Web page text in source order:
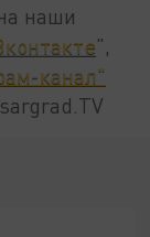
наши
",
канал"